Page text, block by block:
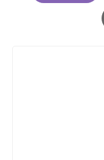
Email